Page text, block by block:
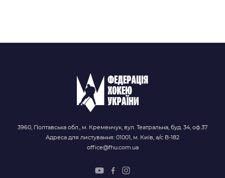
3960, Полтавська обл., м. Кременчук, вул. Театральна, буд. 34, оф.37
Адреса для листування: 01001, м. Київ, а/с В-182
office@fhu.com.ua